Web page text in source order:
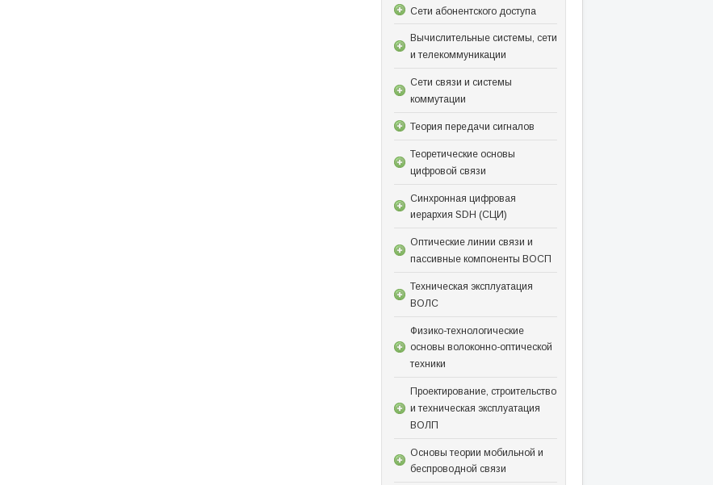
Сети абонентского доступа
Вычислительные системы, сети
и телекоммуникации
Сети связи и системы
коммутации
Теория передачи сигналов
Теоретические основы
цифровой связи
Синхронная цифровая
иерархия SDH (СЦИ)
Оптические линии связи и
пассивные компоненты ВОСП
Техническая эксплуатация
ВОЛС
Физико-технологические
основы волоконно-оптической
техники
Проектирование, строительство
и техническая эксплуатация
ВОЛП
Основы теории мобильной и
беспроводной связи